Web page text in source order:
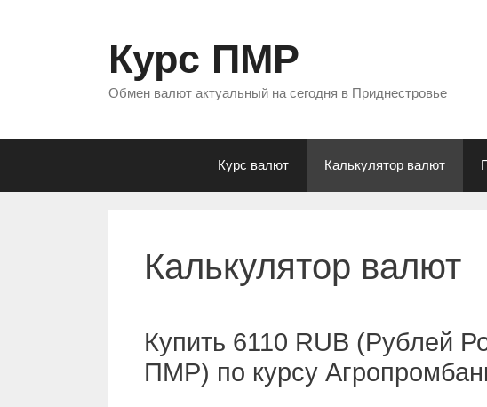
Курс ПМР
Обмен валют актуальный на сегодня в Приднестровье
Курс валют Калькулятор валют
Калькулятор валют
Купить 6110 RUB (Рублей
ПМР) по курсу